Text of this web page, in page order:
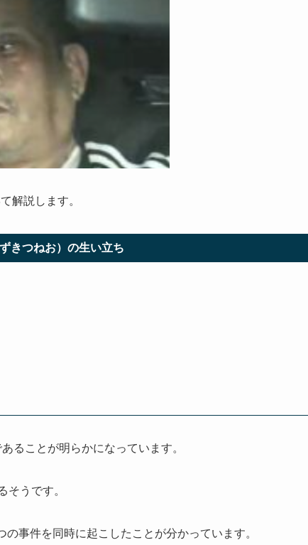
解説します。
きつねお）の生い立ち
ることが明らかになっています。
そうです。
の事件を同時に起こしたことが分かっています。